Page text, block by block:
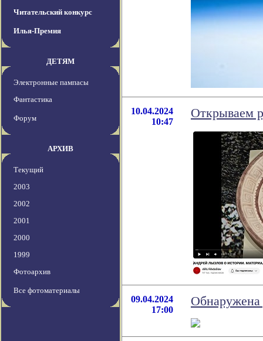
Читательский конкурс
Илья-Премия
ДЕТЯМ
Электронные пампасы
Фантастика
Форум
АРХИВ
Текущий
2003
2002
2001
2000
1999
Фотоархив
Все фотоматериалы
10.04.2024
10:47
Открываем
09.04.2024
17:00
Обнаружена